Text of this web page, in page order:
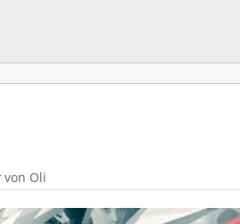
von Oli